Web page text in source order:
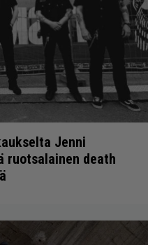
Jenni
ruotsalainen death